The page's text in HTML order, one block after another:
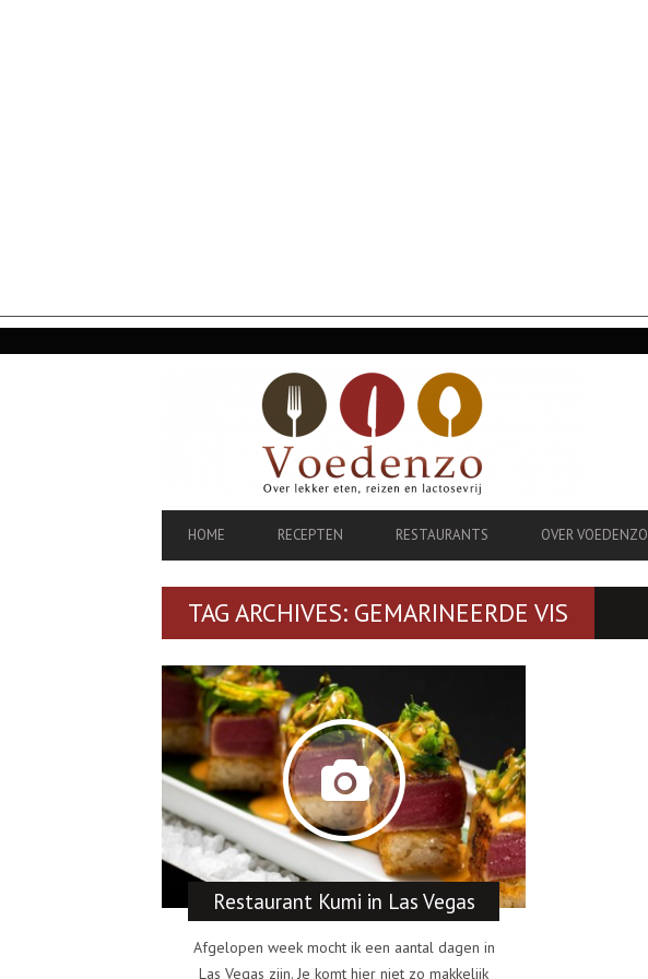
NAVIGATION
PRIMARY
NAVIGATION
HOME RECEPTEN RESTAURANTS OVER VOEDENZO
TAG ARCHIVES: GEMARINEERDE VIS
Restaurant Kumi in Las Vegas
Afgelopen week mocht ik een aantal dagen in
Las Vegas zijn. Je komt hier niet zo makkelijk